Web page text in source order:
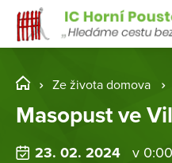
Ze života domova
Masopust ve
23. 02. 2024 v